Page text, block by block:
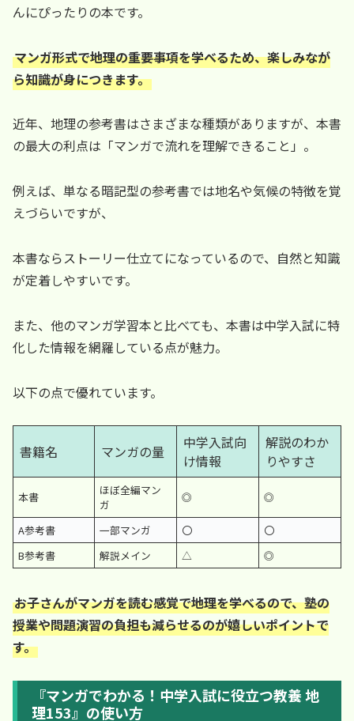
んにぴったりの本です。
マンガ形式で地理の重要事項を学べるため、楽しみなが
ら知識が身につきます。
近年、地理の参考書はさまざまな種類がありますが、本書
の最大の利点は「マンガで流れを理解できること」。
例えば、単なる暗記型の参考書では地名や気候の特徴を覚
えづらいですが、
本書ならストーリー仕立てになっているので、自然と知識
が定着しやすいです。
また、他のマンガ学習本と比べても、本書は中学入試に特
化した情報を網羅している点が魅力。
以下の点で優れています。
書籍名 マンガの量
中学入試向
け情報
解説のわか
りやすさ
本書
ほぼ全編マン
ガ
◎ ◎
A参考書 一部マンガ 〇
〇
B参考書
解説メイン △ ◎
お子さんがマンガを読む感覚で地理を学べるので、塾の
授業や問題演習の負担も減らせるのが嬉しいポイントで
す。
『マンガでわかる！中学入試に役立つ教養 地
理153』の使い方